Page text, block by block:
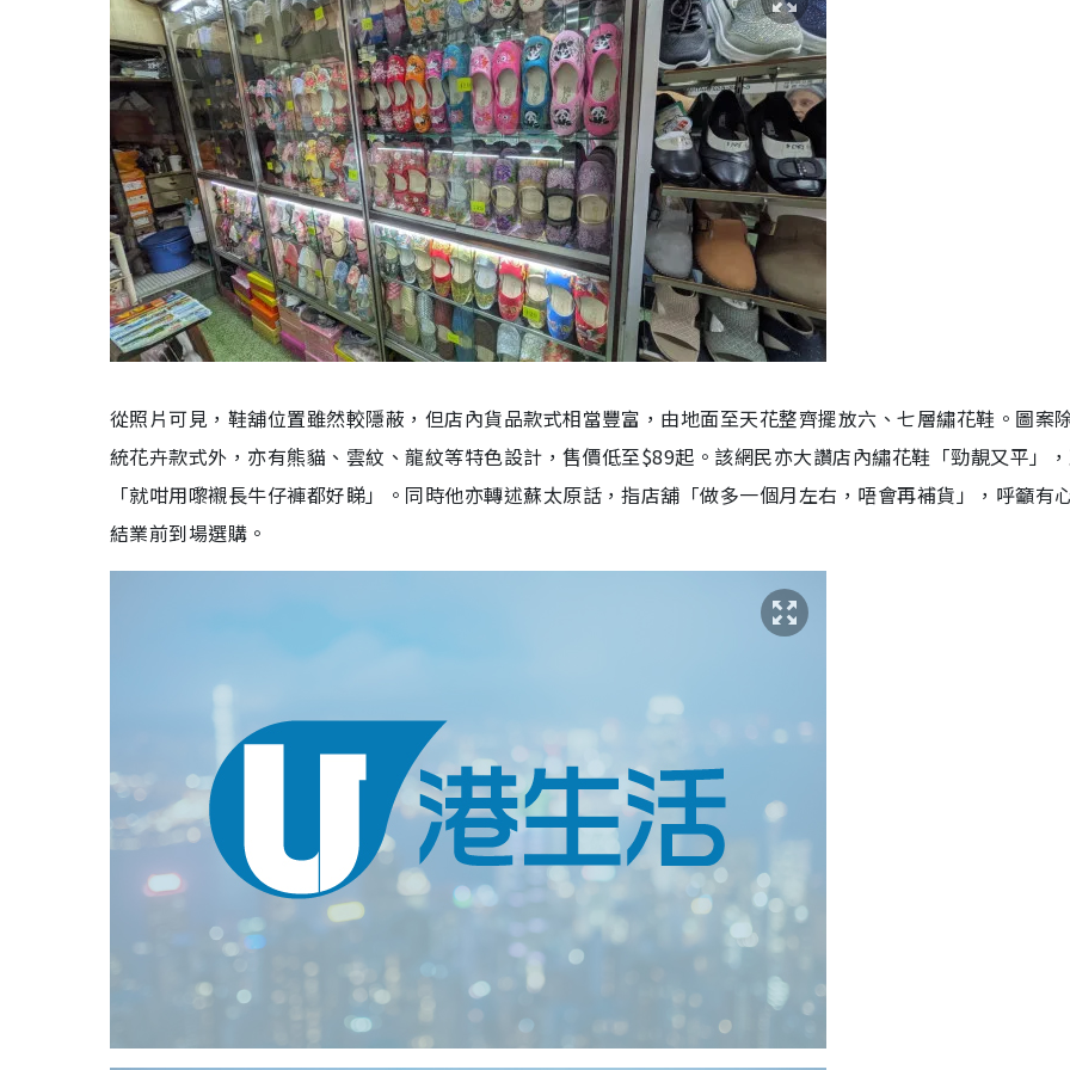
從照片可見，鞋舖位置雖然較隱蔽，但店內貨品款式相當豐富，由地面至天花整齊擺放六、七層繡花鞋。圖案
統花卉款式外，亦有熊貓、雲紋、龍紋等特色設計，售價低至$89起。該網民亦大讚店內繡花鞋「勁靚又平」
「就咁用嚟襯長牛仔褲都好睇」。同時他亦轉述蘇太原話，指店舖「做多一個月左右，唔會再補貨」，呼籲有
結業前到場選購。